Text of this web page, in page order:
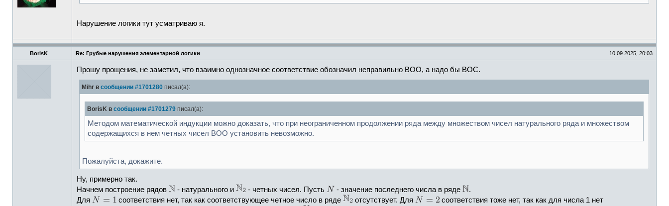
Нарушение логики тут усматриваю я.
BorisK Re: Грубые нарушения элементарной логики 10.09.2025, 20:03
Прошу прощения, не заметил, что взаимно однозначное соответствие обозначил неправильно ВОО, а надо бы ВОС.
Mihr в сообщении #1701280 писал(а):
BorisK в сообщении #1701279 писал(а):
Методом математической индукции можно доказать, что при неограниченном продолжении ряда между множеством чисел натурального ряда и множеством
содержащихся в нем четных чисел ВОО установить невозможно.
Пожалуйста, докажите.
Ну, примерно так.
Начнем построение рядов
- натурального и - четных чисел. Пусть - значение последнего числа в ряде
.
Для
соответствия нет, так как соответствующее четное число в ряде отсутствует. Для
соответствия тоже нет, так как для числа 1 нет